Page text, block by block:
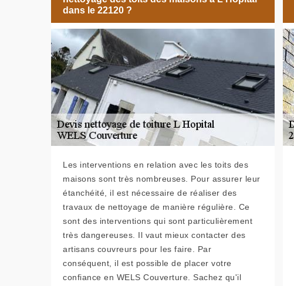
dans le 22120 ?
Les interventions en relation avec les toits des
maisons sont très nombreuses. Pour assurer leur
étanchéité, il est nécessaire de réaliser des
travaux de nettoyage de manière régulière. Ce
sont des interventions qui sont particulièrement
très dangereuses. Il vaut mieux contacter des
artisans couvreurs pour les faire. Par
conséquent, il est possible de placer votre
confiance en WELS Couverture. Sachez qu'il